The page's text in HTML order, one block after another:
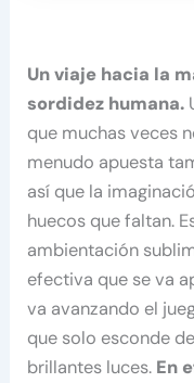
Un viaje hacia la
sordidez humana.
que muchas veces
menudo apuesta
así que la
huecos que faltan.
ambientación
efectiva que se va
va avanzando el
que solo esconde
brillantes luces. En